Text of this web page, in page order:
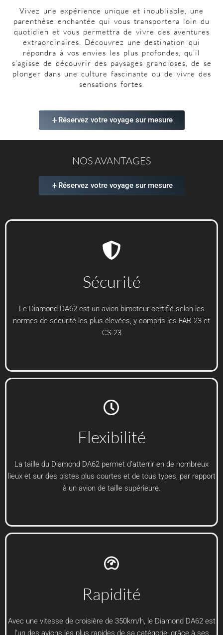
Vivez une expérience unique et inoubliable, une
parenthèse enchantée qui vous transportera loin du
quotidien et vous permettra de vivre des aventures
extraordinaires. Découvrez une destination qui
répondra à vos envies les plus profondes, qu’il
s’agisse de découvrir des paysages grandioses, de se
plonger dans une culture fascinante ou de vivre des
sensations fortes.
Réservez votre voyage sur mesure
NOS AVANTAGES
Réservez votre voyage sur mesure
Sécurité
Le Diamond DA62 est un avion bimoteur certifié selon les
normes de sécurité les plus élevées, y compris les FAR 23 et
CS-23
Flexibilité
La taille du Diamond DA62 permet d’atterrir en de nombreux
lieux et sur des pistes plus courtes et de tous types, par rapport
à un avion de taille supérieure.
Rapidité
Avec une vitesse de croisière de 350km/h, le Diamond DA62 est